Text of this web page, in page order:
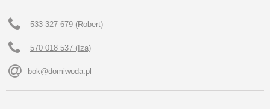
533 327 679 (Robert)
570 018 537 (Iza)
bok@domiwoda.pl